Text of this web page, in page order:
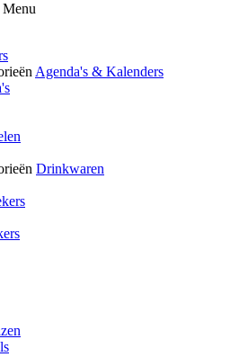
Menu
Agenda's & Kalenders
Drinkwaren